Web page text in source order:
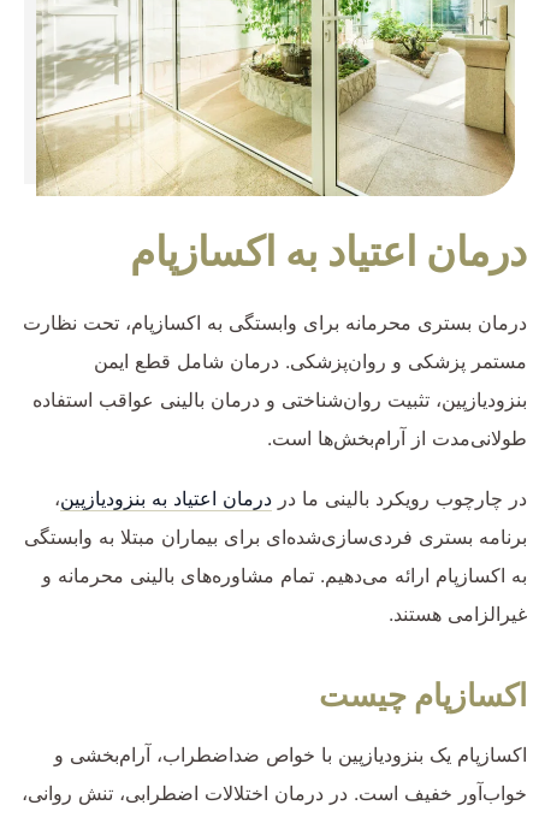
درمان اعتیاد به اکسازپام
درمان بستری محرمانه برای وابستگی به اکسازپام، تحت نظارت
مستمر پزشکی و روان‌پزشکی. درمان شامل قطع ایمن
بنزودیازپین، تثبیت روان‌شناختی و درمان بالینی عواقب استفاده
طولانی‌مدت از آرام‌بخش‌ها است.
در چارچوب رویکرد بالینی ما در درمان اعتیاد به بنزودیازپین،
برنامه بستری فردی‌سازی‌شده‌ای برای بیماران مبتلا به وابستگی
به اکسازپام ارائه می‌دهیم. تمام مشاوره‌های بالینی محرمانه و
غیرالزامی هستند.
اکسازپام چیست
اکسازپام یک بنزودیازپین با خواص ضداضطراب، آرام‌بخشی و
خواب‌آور خفیف است. در درمان اختلالات اضطرابی، تنش روانی،